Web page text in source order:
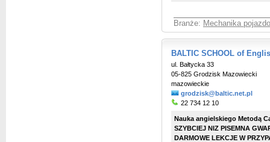
Branże: Mechanika
BALTIC SCHOOL of
ul. Bałtycka 33
05-825 Grodzisk Mazowiecki
mazowieckie
grodzisk@baltic.net.pl
22 734 12 10
Nauka angielskiego Metodą
SZYBCIEJ NIZ PISEMNA
DARMOWE LEKCJE W